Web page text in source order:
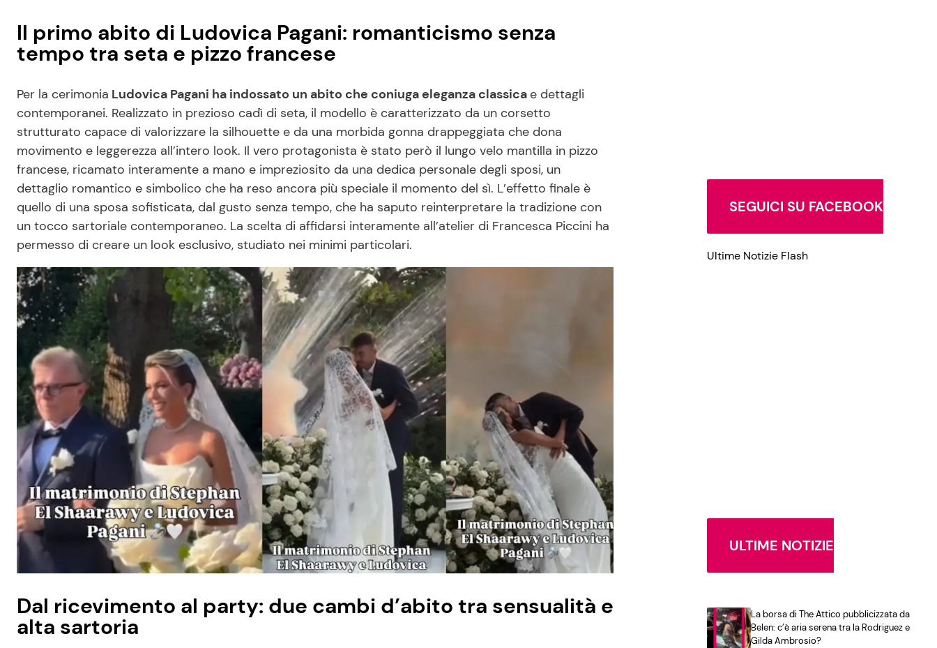
Il primo abito di Ludovica Pagani: romanticismo senza
tempo tra seta e pizzo francese
Per la cerimonia Ludovica Pagani ha indossato un abito che coniuga eleganza classica e dettagli
contemporanei. Realizzato in prezioso cadì di seta, il modello è caratterizzato da un corsetto
strutturato capace di valorizzare la silhouette e da una morbida gonna drappeggiata che dona
movimento e leggerezza all’intero look. Il vero protagonista è stato però il lungo velo mantilla in pizzo
francese, ricamato interamente a mano e impreziosito da una dedica personale degli sposi, un
dettaglio romantico e simbolico che ha reso ancora più speciale il momento del sì. L’effetto finale è
quello di una sposa sofisticata, dal gusto senza tempo, che ha saputo reinterpretare la tradizione con
un tocco sartoriale contemporaneo. La scelta di affidarsi interamente all’atelier di Francesca Piccini ha
permesso di creare un look esclusivo, studiato nei minimi particolari.
Dal ricevimento al party: due cambi d’abito tra sensualità e
alta sartoria
SEGUICI SU FACEBOOK
Ultime Notizie Flash
ULTIME NOTIZIE
La borsa di The Attico pubblicizzata da
Belen: c’è aria serena tra la Rodriguez e
Gilda Ambrosio?